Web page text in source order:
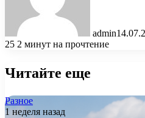
admin
25 2 минут на прочтение
Читайте еще
Разное
1 неделя назад